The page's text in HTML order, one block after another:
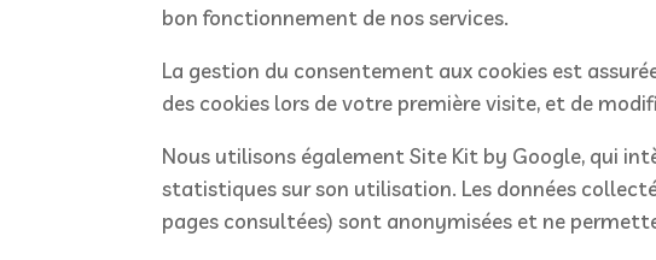
bon fonctionnement de nos services.
La gestion du consentement aux cookies est
des cookies lors de votre première visite, et de
Nous utilisons également Site Kit by Google, qui
statistiques sur son utilisation. Les données
pages consultées) sont anonymisées et ne